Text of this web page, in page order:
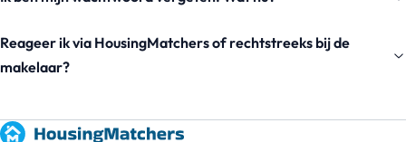
Reageer ik via HousingMatchers of rechtstreeks bij de
makelaar?